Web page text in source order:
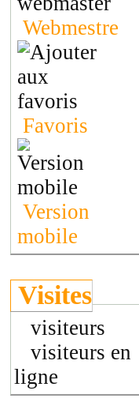
Webmestre
Favoris
Version
mobile
Visites
visiteurs
visiteurs en
ligne